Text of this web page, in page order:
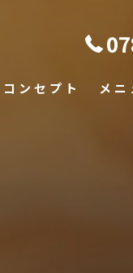
コンセプト メニ